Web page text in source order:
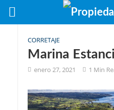
CORRETAJE
Marina
enero 27, 2021 1 Min